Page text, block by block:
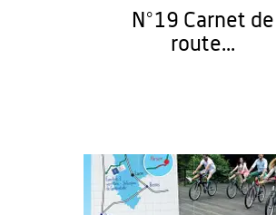
N°19 Carnet de
route...